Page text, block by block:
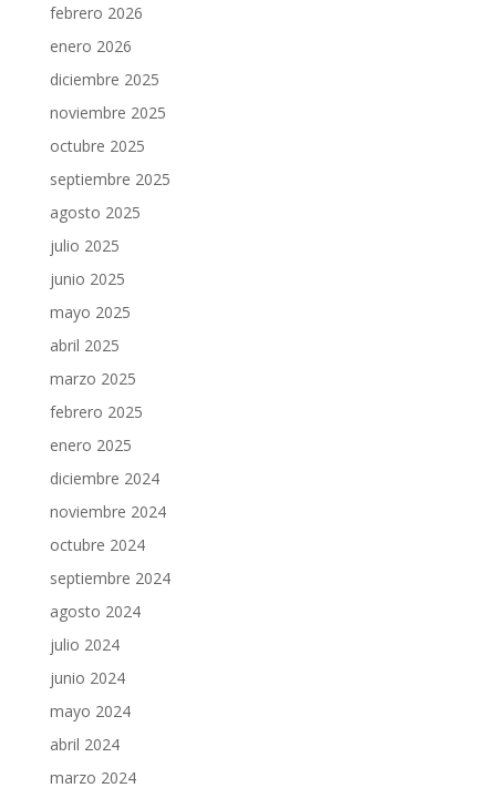
febrero 2026
enero 2026
diciembre 2025
noviembre 2025
octubre 2025
septiembre 2025
agosto 2025
julio 2025
junio 2025
mayo 2025
abril 2025
marzo 2025
febrero 2025
enero 2025
diciembre 2024
noviembre 2024
octubre 2024
septiembre 2024
agosto 2024
julio 2024
junio 2024
mayo 2024
abril 2024
marzo 2024